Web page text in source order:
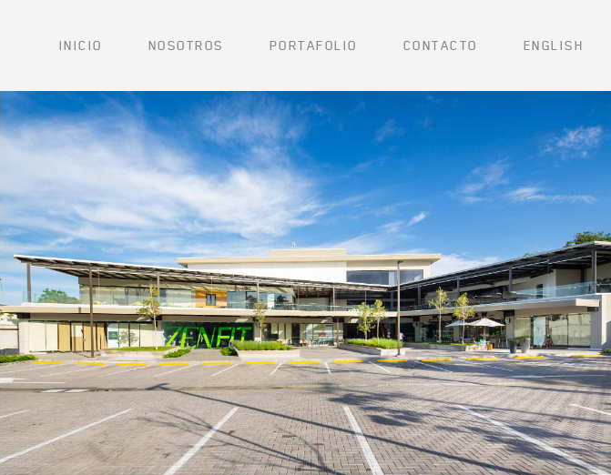
INICIO NOSOTROS PORTAFOLIO CONTACTO ENGLISH